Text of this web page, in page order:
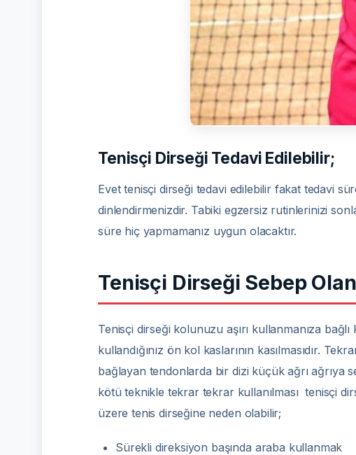
Tenisçi Dirseği Tedavi Edilebilir;
Evet tenisçi dirseği tedavi edilebilir fakat tedavi
dinlendirmenizdir. Tabiki egzersiz rutinlerinizi
süre hiç yapmamanız uygun olacaktır.
Tenisçi Dirseği Sebep
Tenisçi dirseği kolunuzu aşırı kullanmanıza
kullandığınız ön kol kaslarının kasılmasıdır.
bağlayan tendonlarda bir dizi küçük ağrı ağrıya
kötü teknikle tekrar tekrar kullanılması tenisçi
üzere tenis dirseğine neden olabilir;
Sürekli direksiyon başında araba kullanmak